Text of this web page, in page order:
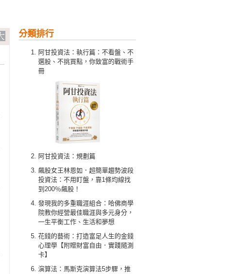
分類排行
阿甘投資法：執行篇：不看盤、不
選股、不挑買點，你致富的戰術手
冊
阿甘投資法：規劃篇
飆股女王林恩如．超簡單趨勢波段
投資法：不用盯盤，靠1條均線找
到200％飆股！
發現我的多重職涯組合：哈佛商學
院教你經營最佳職涯與多元身分，
一生平衡工作、生活和夢想
花錢的藝術：打造富足人生的金錢
心理學【附贈財富自由．實踐隨測
卡】
演算法：馬斯克演算法5步驟，推